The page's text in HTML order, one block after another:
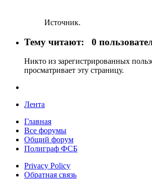
Источник.
Тему читают: 0
Никто из зарегистрированных
просматривает эту страницу.
Лента
Главная
Все форумы
Общий форум
Полиграф ФСБ
Privacy Policy
Обратная связь